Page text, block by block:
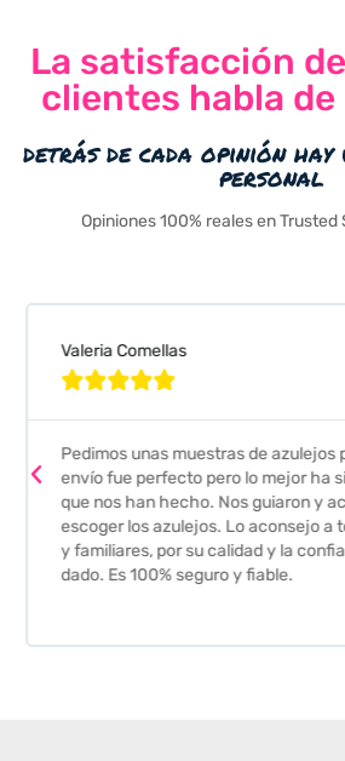
La satisfacción
clientes habla
detrás de cada opinión hay
personal
Opiniones 100% reales en Trusted
Valeria Comellas

Pedimos unas muestras de azulejos
envío fue perfecto pero lo mejor ha
que nos han hecho. Nos guiaron y
escoger los azulejos. Lo aconsejo a
y familiares, por su calidad y la
dado. Es 100% seguro y fiable.